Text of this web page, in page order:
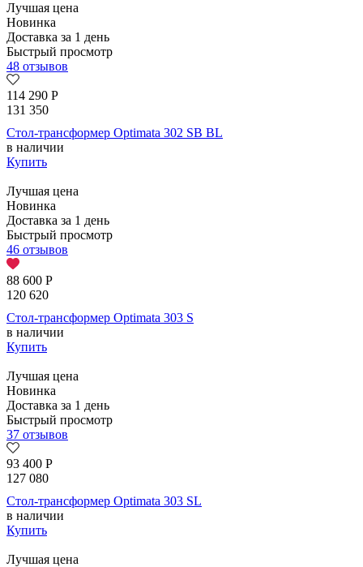
Лучшая цена
Новинка
Доставка за 1 день
Быстрый просмотр
48 отзывов
114 290 Р
131 350
Стол-трансформер Optimata 302 SB BL
в наличии
Купить
Лучшая цена
Новинка
Доставка за 1 день
Быстрый просмотр
46 отзывов
88 600 Р
120 620
Стол-трансформер Optimata 303 S
в наличии
Купить
Лучшая цена
Новинка
Доставка за 1 день
Быстрый просмотр
37 отзывов
93 400 Р
127 080
Стол-трансформер Optimata 303 SL
в наличии
Купить
Лучшая цена